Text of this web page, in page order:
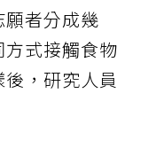
者分成幾
式接觸食物
，研究人員